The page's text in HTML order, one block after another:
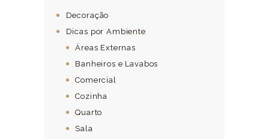
Decoração
Dicas por Ambiente
Áreas Externas
Banheiros e Lavabos
Comercial
Cozinha
Quarto
Sala